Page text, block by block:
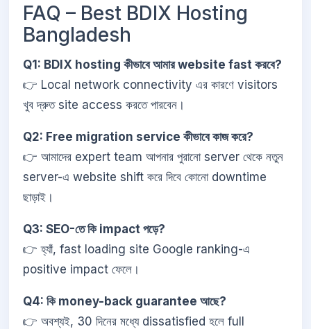
FAQ – Best BDIX Hosting
Bangladesh
Q1: BDIX hosting কীভাবে আমার website fast করবে?
👉 Local network connectivity এর কারণে visitors
খুব দ্রুত site access করতে পারবেন।
Q2: Free migration service কীভাবে কাজ করে?
👉 আমাদের expert team আপনার পুরানো server থেকে নতুন
server-এ website shift করে দিবে কোনো downtime
ছাড়াই।
Q3: SEO-তে কি impact পড়ে?
👉 হ্যাঁ, fast loading site Google ranking-এ
positive impact ফেলে।
Q4: কি money-back guarantee আছে?
👉 অবশ্যই, 30 দিনের মধ্যে dissatisfied হলে full